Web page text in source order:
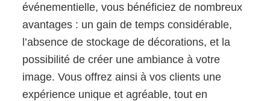
événementielle, vous bénéficiez de nombreux
avantages : un gain de temps considérable,
l’absence de stockage de décorations, et la
possibilité de créer une ambiance à votre
image. Vous offrez ainsi à vos clients une
expérience unique et agréable, tout en